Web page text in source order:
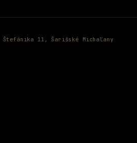
11, Šarišské Michaľany